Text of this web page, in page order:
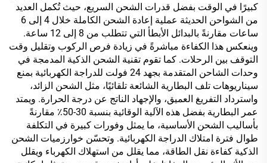
كبيرًا في الوقت بفضل قدرات الشحن السريع، حيث تُكمل العديد
من الشواحن الحديثة عملية إعادة الشحن الكاملة خلال 4 إلى 6
ساعات مقارنةً بالبدائل الأبطأ التي تتطلب من 8 إلى 12 ساعة.
وينعكس هذا الكفاءة مباشرةً في زيادة فرص الركوب وتقليل وقت
التوقف بين الرحلات. كما تقوم تقنية الشحن الذكية المدمجة في
وحدات الشاحن المتقدمة بجهد 24 فولت للدراجة الكهربائية بمنع
سيناريوهات تلف البطارية الشائعة تلقائيًا، مثل الشحن الزائد،
واسترداد التفريغ العميق، والإجهاد الناتج عن درجة الحرارة. ويمتد
عمر البطارية بفضل هذه الآلية الوقائية بنسبة 30-50٪ مقارنةً
بأساليب الشحن الأساسية، ما يمثل وفورات كبيرة في التكلفة
طوال فترة امتلاك الدراجة الكهربائية. وتحسّن خوارزميات الشحن
الذكية كفاءة نقل الطاقة، مما يقلل من استهلاك الكهرباء ويقلل